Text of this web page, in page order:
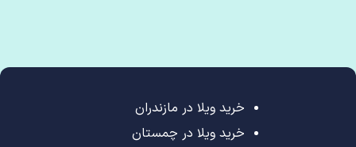
خرید ویلا در مازندران
خرید ویلا در چمستان